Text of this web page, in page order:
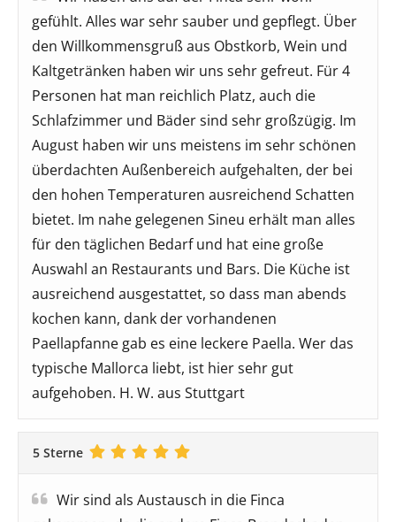
gefühlt. Alles war sehr sauber und gepflegt. Über
den Willkommensgruß aus Obstkorb, Wein und
Kaltgetränken haben wir uns sehr gefreut. Für 4
Personen hat man reichlich Platz, auch die
Schlafzimmer und Bäder sind sehr großzügig. Im
August haben wir uns meistens im sehr schönen
überdachten Außenbereich aufgehalten, der bei
den hohen Temperaturen ausreichend Schatten
bietet. Im nahe gelegenen Sineu erhält man alles
für den täglichen Bedarf und hat eine große
Auswahl an Restaurants und Bars. Die Küche ist
ausreichend ausgestattet, so dass man abends
kochen kann, dank der vorhandenen
Paellapfanne gab es eine leckere Paella. Wer das
typische Mallorca liebt, ist hier sehr gut
aufgehoben. H. W. aus Stuttgart
5 Sterne
Wir sind als Austausch in die Finca